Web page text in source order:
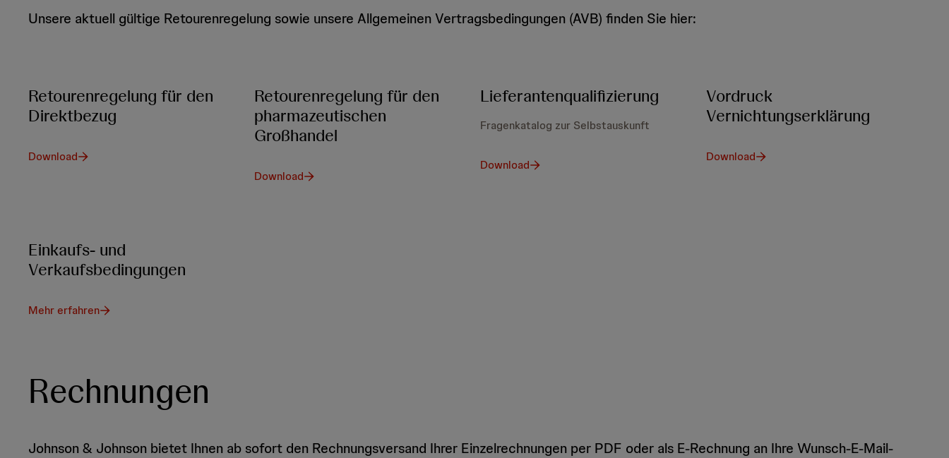
Unsere aktuell gültige Retourenregelung sowie unsere Allgemeinen Vertragsbedingungen (AVB) finden Sie hier:
Retourenregelung für den
Direktbezug
Download
Retourenregelung für den
pharmazeutischen
Großhandel
Download
Lieferantenqualifizierung
Fragenkatalog zur Selbstauskunft
Download
Vordruck
Vernichtungserklärung
Download
Einkaufs- und
Verkaufsbedingungen
Mehr erfahren
Rechnungen
Johnson & Johnson bietet Ihnen ab sofort den Rechnungsversand Ihrer Einzelrechnungen per PDF oder als E-Rechnung an Ihre Wunsch-E-Mail-